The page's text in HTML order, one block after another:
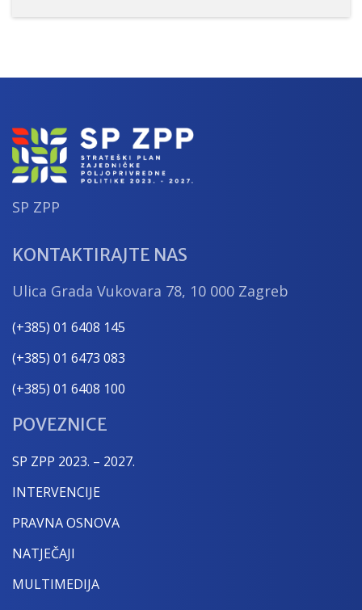
Hrvatske 2023. – 2027.
SP ZPP
KONTAKTIRAJTE NAS
Ulica Grada Vukovara 78, 10 000 Zagreb
(+385) 01 6408 145
(+385) 01 6473 083
(+385) 01 6408 100
POVEZNICE
SP ZPP 2023. – 2027.
INTERVENCIJE
PRAVNA OSNOVA
NATJEČAJI
MULTIMEDIJA